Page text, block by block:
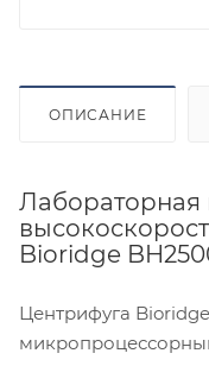
ОПИСАНИЕ
Лабораторная
Bioridge
Центрифуга